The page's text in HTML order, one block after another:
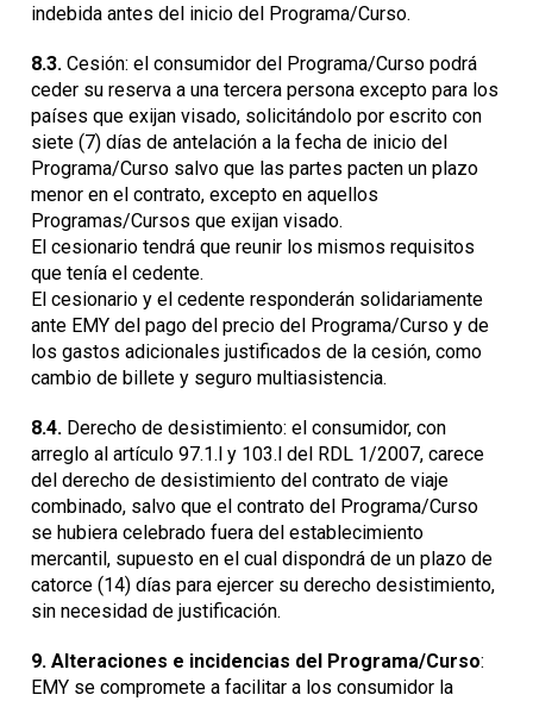
indebida antes del inicio del Programa/Curso.
8.3. Cesión: el consumidor del Programa/Curso podrá
ceder su reserva a una tercera persona excepto para los
países que exijan visado, solicitándolo por escrito con
siete (7) días de antelación a la fecha de inicio del
Programa/Curso salvo que las partes pacten un plazo
menor en el contrato, excepto en aquellos
Programas/Cursos que exijan visado.
El cesionario tendrá que reunir los mismos requisitos
que tenía el cedente.
El cesionario y el cedente responderán solidariamente
ante EMY del pago del precio del Programa/Curso y de
los gastos adicionales justificados de la cesión, como
cambio de billete y seguro multiasistencia.
8.4. Derecho de desistimiento: el consumidor, con
arreglo al artículo 97.1.l y 103.l del RDL 1/2007, carece
del derecho de desistimiento del contrato de viaje
combinado, salvo que el contrato del Programa/Curso
se hubiera celebrado fuera del establecimiento
mercantil, supuesto en el cual dispondrá de un plazo de
catorce (14) días para ejercer su derecho desistimiento,
sin necesidad de justificación.
9. Alteraciones e incidencias del Programa/Curso:
EMY se compromete a facilitar a los consumidor la